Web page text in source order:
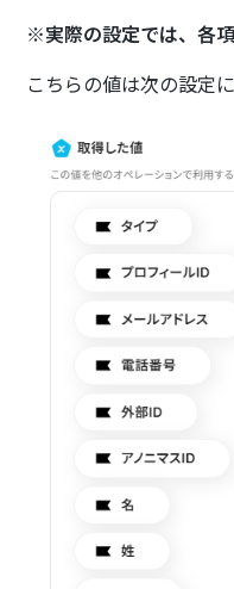
※実際の設定では、各
こちらの値は次の設定